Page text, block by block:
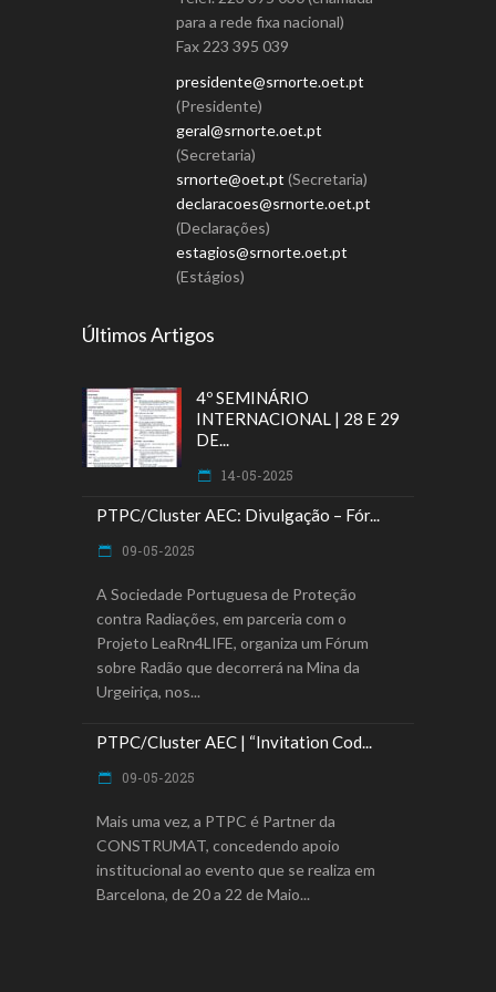
para a rede fixa nacional)
Fax 223 395 039
presidente@srnorte.oet.pt
(Presidente)
geral@srnorte.oet.pt
(Secretaria)
srnorte@oet.pt (Secretaria)
declaracoes@srnorte.oet.pt
(Declarações)
estagios@srnorte.oet.pt
(Estágios)
Últimos Artigos
4º SEMINÁRIO
INTERNACIONAL | 28 E 29
DE...
14-05-2025
PTPC/Cluster AEC: Divulgação – Fór...
09-05-2025
A Sociedade Portuguesa de Proteção
contra Radiações, em parceria com o
Projeto LeaRn4LIFE, organiza um Fórum
sobre Radão que decorrerá na Mina da
Urgeiriça, nos
PTPC/Cluster AEC | “Invitation Cod...
09-05-2025
Mais uma vez, a PTPC é Partner da
CONSTRUMAT, concedendo apoio
institucional ao evento que se realiza em
Barcelona, de 20 a 22 de Maio